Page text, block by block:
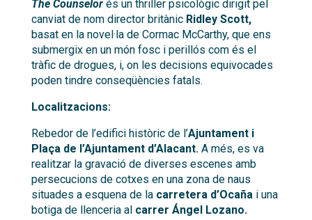
The Counselorés un thriller psicològic dirigit pel
canviat de nom director britànic Ridley Scott,
basat en la novel·la de Cormac McCarthy, que ens
submergix en un món fosc i perillós com és el
tràfic de drogues, i, on les decisions equivocades
poden tindre conseqüències fatals.
Localitzacions:
Rebedor de l’edifici històric de l’Ajuntament i
Plaça de l’Ajuntament d’Alacant. A més, es va
realitzar la gravació de diverses escenes amb
persecucions de cotxes en una zona de naus
situades a esquena de la carretera d’Ocaña i una
botiga de llenceria al carrer Ángel Lozano.